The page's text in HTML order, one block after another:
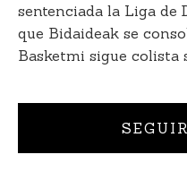
sentenciada la Liga de
que Bidaideak se
Basketmi sigue colista